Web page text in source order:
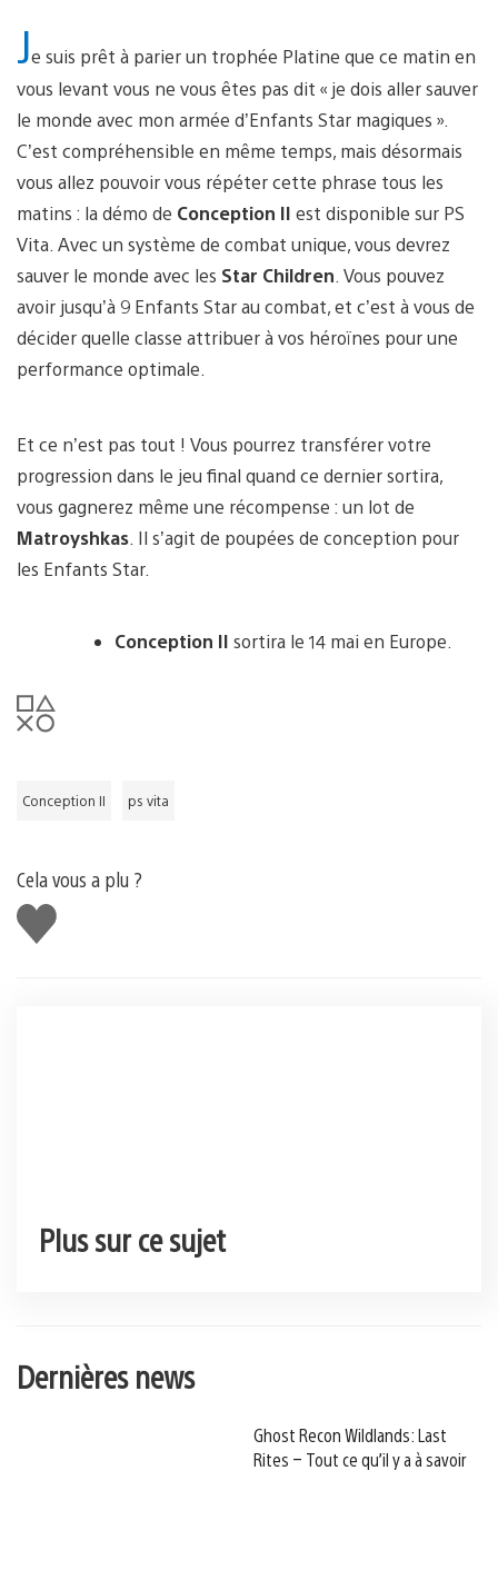
Je suis prêt à parier un trophée Platine que ce matin en
vous levant vous ne vous êtes pas dit « je dois aller sauver
le monde avec mon armée d’Enfants Star magiques ».
C’est compréhensible en même temps, mais désormais
vous allez pouvoir vous répéter cette phrase tous les
matins : la démo de Conception II est disponible sur PS
Vita. Avec un système de combat unique, vous devrez
sauver le monde avec les Star Children . Vous pouvez
avoir jusqu’à 9 Enfants Star au combat, et c’est à vous de
décider quelle classe attribuer à vos héroïnes pour une
performance optimale.
Et ce n’est pas tout ! Vous pourrez transférer votre
progression dans le jeu final quand ce dernier sortira,
vous gagnerez même une récompense : un lot de
Matroyshkas . Il s’agit de poupées de conception pour
les Enfants Star.
Conception II sortira le 14 mai en Europe.
Conception II ps vita
Cela vous a plu ?
J'aime
Plus sur ce sujet
Dernières news
Ghost Recon Wildlands: Last
Rites – Tout ce qu’il y a à savoir